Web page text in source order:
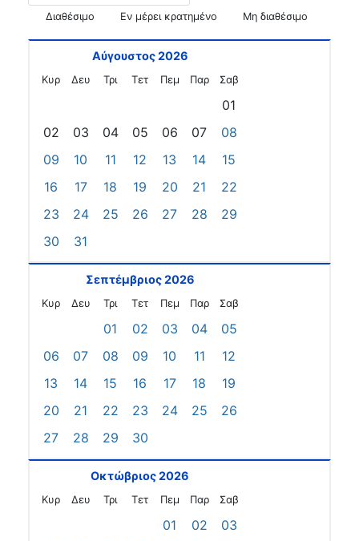
Διαθέσιμο Εν μέρει κρατημένο Μη διαθέσιμο
Αύγουστος 2026
Κυρ Δευ Τρι Τετ Πεμ Παρ Σαβ
01
02
03 04 05 06 07
08
09
10 11 12 13 14
15
16
17 18 19 20 21
22
23
24 25 26 27 28
29
30
31
Σεπτέμβριος 2026
Κυρ Δευ Τρι Τετ Πεμ Παρ Σαβ
01 02 03 04
05
06
07 08 09 10 11
12
13
14 15 16 17 18
19
20
21 22 23 24 25
26
27
28 29 30
Οκτώβριος 2026
Κυρ Δευ Τρι Τετ Πεμ Παρ Σαβ
01 02
03